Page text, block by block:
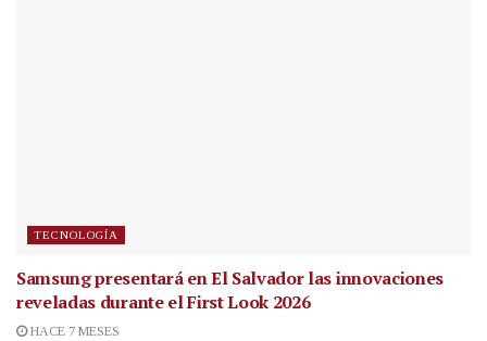
TECNOLOGÍA
Samsung presentará en El Salvador las innovaciones
reveladas durante el First Look 2026
HACE 7 MESES